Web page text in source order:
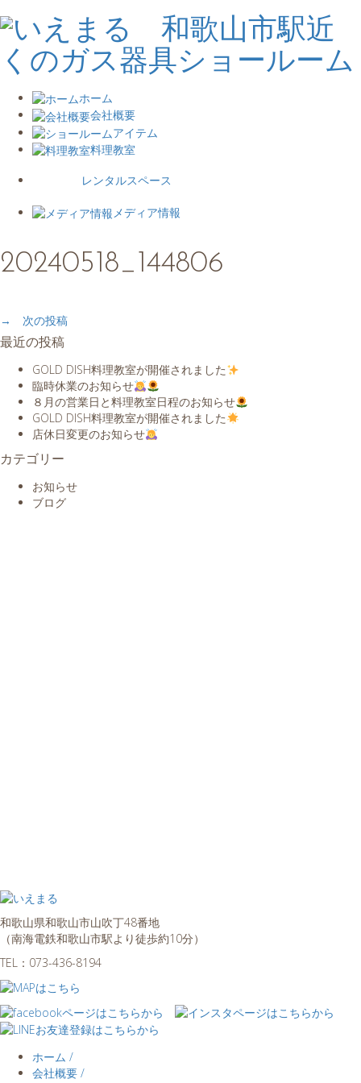
ホーム
会社概要
アイテム
料理教室
レンタルスペース
メディア情報
20240518_144806
→ 次の投稿
最近の投稿
GOLD DISH料理教室が開催されました
臨時休業のお知らせ
８月の営業日と料理教室日程のお知らせ
GOLD DISH料理教室が開催されました
店休日変更のお知らせ
カテゴリー
お知らせ
ブログ
和歌山県和歌山市山吹丁48番地
（南海電鉄和歌山市駅より徒歩約10分）
TEL： 073-436-8194
ホーム /
会社概要 /